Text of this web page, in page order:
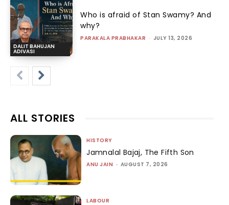
DALIT BAHUJAN
ADIVASI
Who is afraid of Stan Swamy? And
why?
PARAKALA PRABHAKAR - JULY 13, 2026
ALL STORIES
HISTORY
Jamnalal Bajaj, The Fifth Son
ANU JAIN - AUGUST 7, 2026
LABOUR